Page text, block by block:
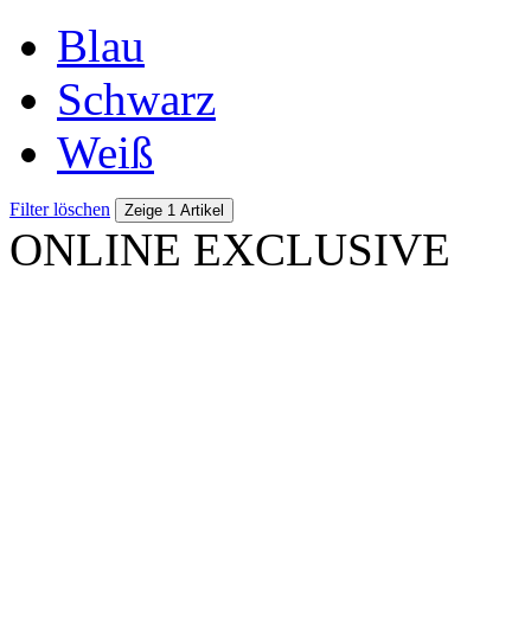
Blau
Schwarz
Weiß
Filter löschen Zeige 1 Artikel
ONLINE EXCLUSIVE